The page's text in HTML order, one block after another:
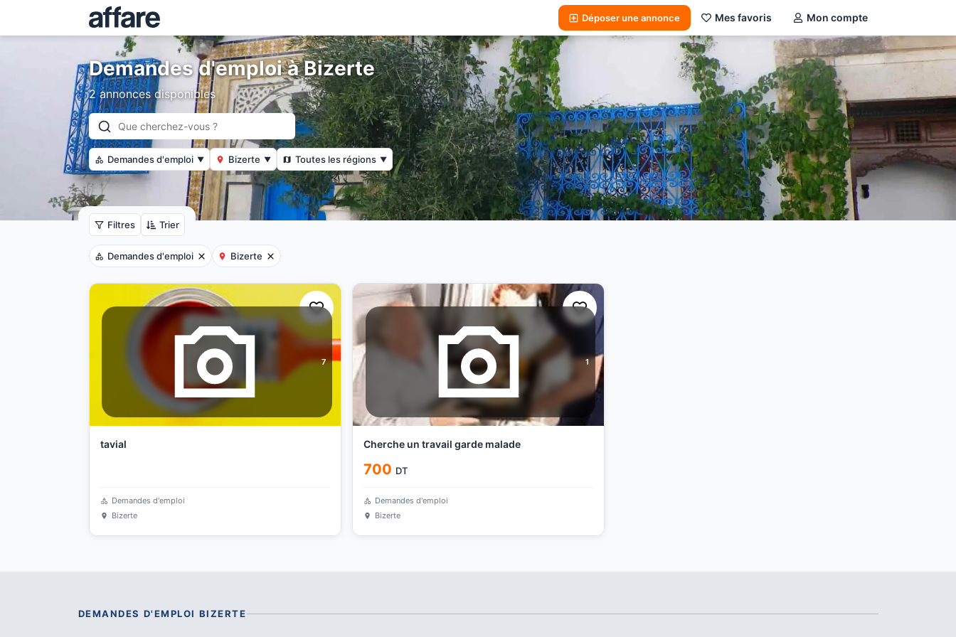
Déposer une annonce Mes favoris Mon compte
Demandes d'emploi à Bizerte
2 annonces disponibles
Demandes d'emploi ▼ Bizerte ▼ Toutes les régions ▼
Filtres Trier
Demandes d'emploi Bizerte
7
tavial
Demandes d'emploi
Bizerte
1
Cherche un travail garde malade
700 DT
Demandes d'emploi
Bizerte
DEMANDES D'EMPLOI BIZERTE